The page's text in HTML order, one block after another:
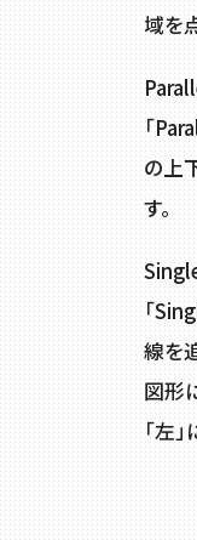
域を
「
の上
す。
「
線を
図形
「左